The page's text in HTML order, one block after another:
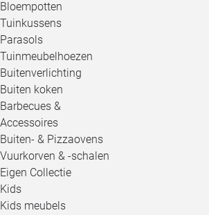
Bloempotten
Tuinkussens
Parasols
Tuinmeubelhoezen
Buitenverlichting
Buiten koken
Barbecues &
Accessoires
Buiten- & Pizzaovens
Vuurkorven & -schalen
Eigen Collectie
Kids
Kids meubels